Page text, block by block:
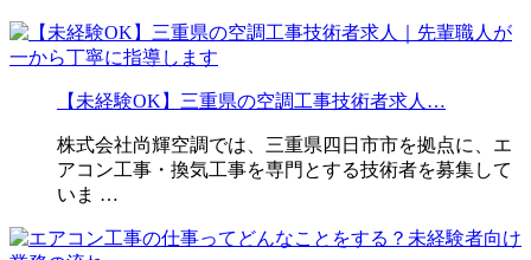
【未経験OK】三重県の空調工事技術者求人…
株式会社尚輝空調では、三重県四日市市を拠点に、エ
アコン工事・換気工事を専門とする技術者を募集して
いま …